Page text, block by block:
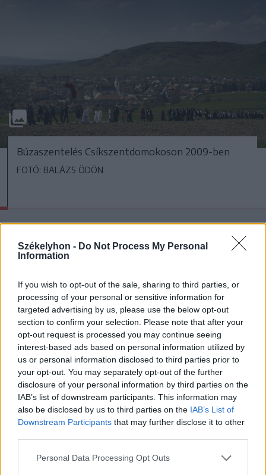
Székelyhon - Do Not Process My Personal
Information
If you wish to opt-out of the sale, sharing to third parties, or
processing of your personal or sensitive information for
targeted advertising by us, please use the below opt-out
section to confirm your selection. Please note that after your
opt-out request is processed you may continue seeing
interest-based ads based on personal information utilized by
us or personal information disclosed to third parties prior to
your opt-out. You may separately opt-out of the further
disclosure of your personal information by third parties on the
IAB’s list of downstream participants. This information may
also be disclosed by us to third parties on the IAB’s List of
Downstream Participants that may further disclose it to other
Personal Data Processing Opt Outs
Búzaszentelés Csíkszentdomokoson 2009-ben
FOTÓ: BALÁZS ÖDÖN
A jeles napokat taglaló ismeretterjesztő
sorozatunk fontosabb forrásmunkái:
Bálint Sándor: Ünnepi kalendárium (Budapest,
1977);
Bárth János: Jézus dicsértessék! A székelyvarsági
hegyi tanyák népének vallási hagyományai
(Kecskemét, 2006);
Cseke Péter – Hála József szerk.: „A Homoród
füzes partján…” (Csíkszereda, 2000);
Gyöngyössy Orsolya: Ozsdolai népszokások
(Kecskemét, 2010);
István Lajos: Korond és környéke
(Székelyudvarhely, 2009);